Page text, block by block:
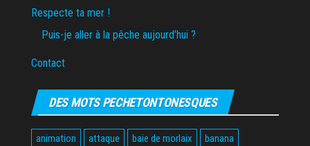
Respecte ta mer !
Puis-je aller à la pêche aujourd’hui ?
Contact
DES MOTS PECHETONTONESQUES
animation attaque baie de morlaix
banana